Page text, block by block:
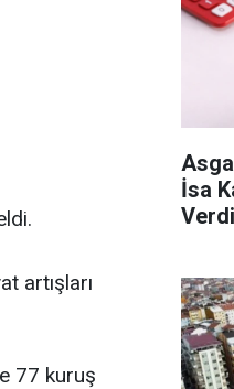
artışları
77 kuruş
İsa
Verdi